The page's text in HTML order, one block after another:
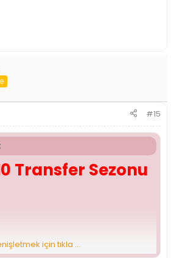
#15
Transfer Sezonu
için tıkla ...